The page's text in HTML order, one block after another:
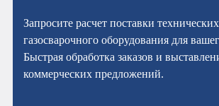
Запросите расчет поставки
газосварочного оборудования для
Быстрая обработка заказов и
коммерческих предложений.